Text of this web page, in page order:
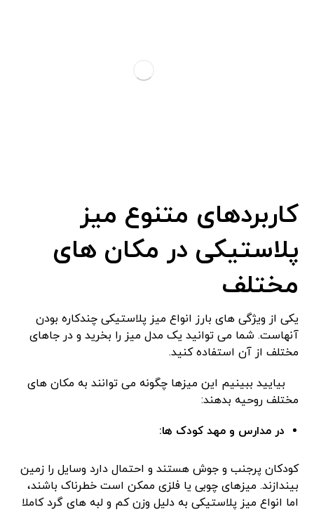
کاربردهای متنوع میز
پلاستیکی در مکان ‌های
مختلف
یکی از ویژگی ‌های بارز انواع میز پلاستیکی چندکاره بودن
آنهاست. شما می‌ توانید یک مدل میز را بخرید و در جاهای
مختلف از آن استفاده کنید.
بیایید ببینیم این میزها چگونه می‌ توانند به مکان ‌های
مختلف روحیه بدهند:
در مدارس و مهد کودک ‌ها:
کودکان پرجنب ‌و جوش هستند و احتمال دارد وسایل را زمین
بیندازند. میزهای چوبی یا فلزی ممکن است خطرناک باشند،
اما انواع میز پلاستیکی به دلیل وزن کم و لبه‌ های گرد کاملا